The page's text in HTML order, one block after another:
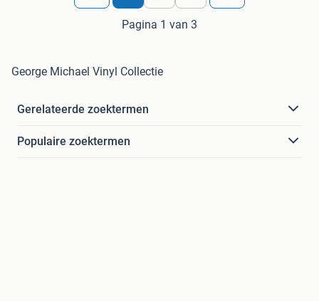
Pagina 1 van 3
George Michael Vinyl Collectie
Gerelateerde zoektermen
Populaire zoektermen